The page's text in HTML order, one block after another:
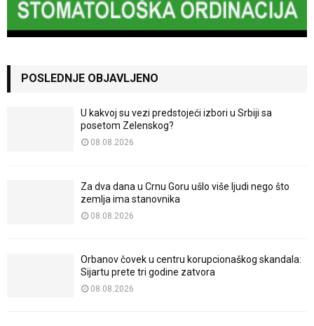
POSLEDNJE OBJAVLJENO
U kakvoj su vezi predstojeći izbori u Srbiji sa
posetom Zelenskog?
08.08.2026
Za dva dana u Crnu Goru ušlo više ljudi nego što
zemlja ima stanovnika
08.08.2026
Orbanov čovek u centru korupcionaškog skandala:
Sijartu prete tri godine zatvora
08.08.2026